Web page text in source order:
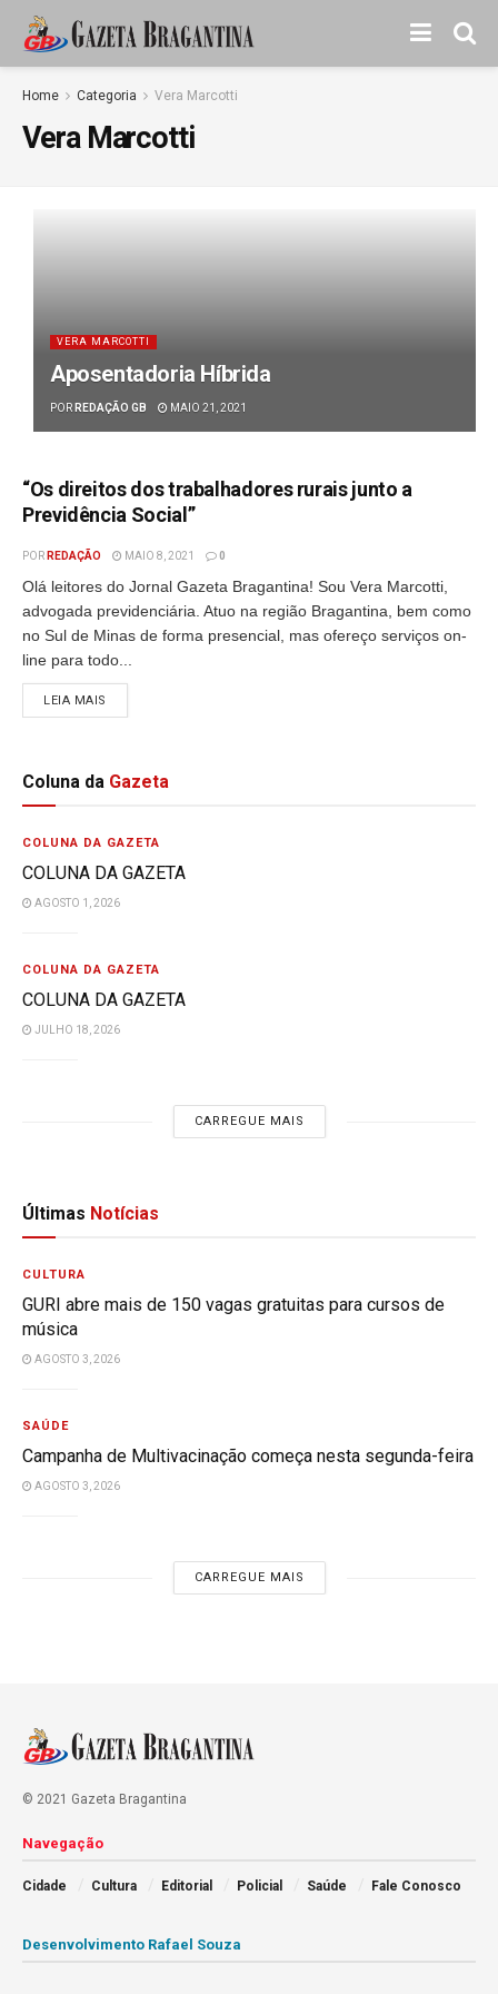
Home Categoria Vera Marcotti
Vera Marcotti
VERA MARCOTTI
Aposentadoria Híbrida
POR REDAÇÃO GB MAIO 21, 2021
“Os direitos dos trabalhadores rurais junto a
Previdência Social”
POR REDAÇÃO MAIO 8, 2021 0
Olá leitores do Jornal Gazeta Bragantina! Sou Vera Marcotti,
advogada previdenciária. Atuo na região Bragantina, bem como
no Sul de Minas de forma presencial, mas ofereço serviços on-
line para todo...
LEIA MAIS
Coluna da Gazeta
COLUNA DA GAZETA
COLUNA DA GAZETA
AGOSTO 1, 2026
COLUNA DA GAZETA
COLUNA DA GAZETA
JULHO 18, 2026
CARREGUE MAIS
Últimas Notícias
CULTURA
GURI abre mais de 150 vagas gratuitas para cursos de
música
AGOSTO 3, 2026
SAÚDE
Campanha de Multivacinação começa nesta segunda-feira
AGOSTO 3, 2026
CARREGUE MAIS
© 2021 Gazeta Bragantina
Navegação
Cidade Cultura Editorial Policial Saúde Fale Conosco
Desenvolvimento Rafael Souza